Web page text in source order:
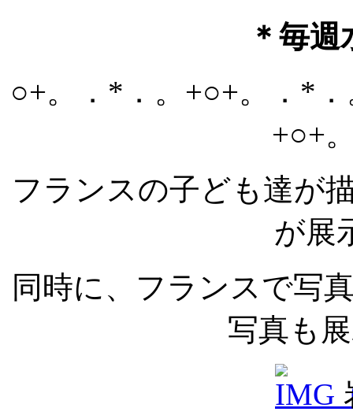
＊毎
○+。．*．。+○+。．*
+○+
フランスの子ども達が
が展
同時に、フランスで写
写真も